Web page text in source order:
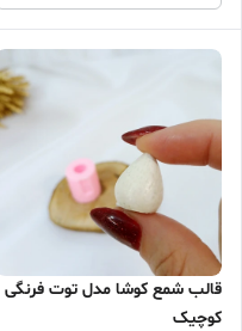
قالب شمع کوشا مدل توت فرنگی
کوچیک